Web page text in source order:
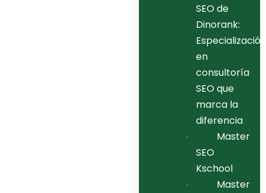
SEO de
Dinorank:
Especialización
en
consultoría
SEO que
marca la
diferencia
Master
SEO
Kschool
Master